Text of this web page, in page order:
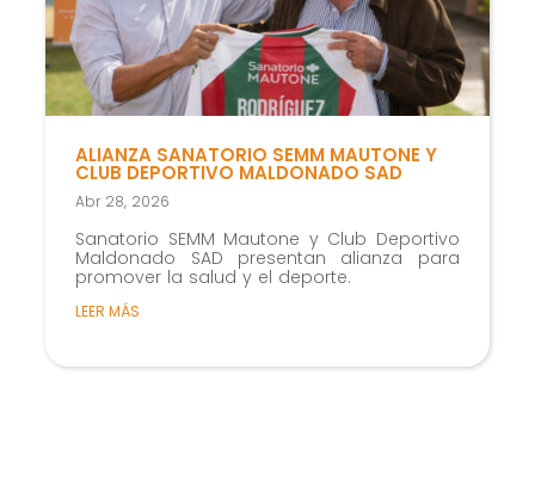
ALIANZA SANATORIO SEMM MAUTONE Y
CLUB DEPORTIVO MALDONADO SAD
Abr 28, 2026
Sanatorio SEMM Mautone y Club Deportivo
Maldonado SAD presentan alianza para
promover la salud y el deporte.
LEER MÁS